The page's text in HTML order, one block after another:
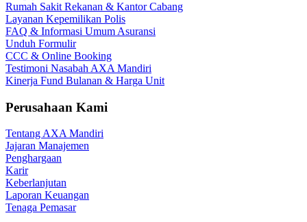
Rumah Sakit Rekanan & Kantor Cabang
Layanan Kepemilikan Polis
FAQ & Informasi Umum Asuransi
Unduh Formulir
CCC & Online Booking
Testimoni Nasabah AXA Mandiri
Kinerja Fund Bulanan & Harga Unit
Perusahaan Kami
Tentang AXA Mandiri
Jajaran Manajemen
Penghargaan
Karir
Keberlanjutan
Laporan Keuangan
Tenaga Pemasar